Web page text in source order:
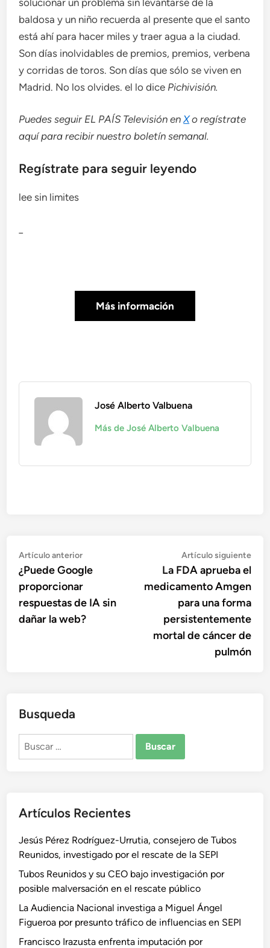
baldosa y un niño recuerda al presente que el santo
está ahí para hacer miles y traer agua a la ciudad.
Son días inolvidables de premios, premios, verbena
y corridas de toros. Son días que sólo se viven en
Madrid. No los olvides. el lo dice Pichivisión.
Puedes seguir EL PAÍS Televisión enXo regístrate
aquí para recibirnuestro boletín semanal.
Regístrate para seguir leyendo
lee sin limites
Más información
José Alberto Valbuena
Más de José Alberto Valbuena
Navegación
de
entradas
Artículo anteriorArtículo
anterior:
¿Puede Google
proporcionar
respuestas de IA sin
dañar la web?
Artículo siguiente
La FDA aprueba el
medicamento Amgen
para una forma
persistentemente
mortal de cáncer de
pulmón
Busqueda
Buscar:
Artículos Recientes
Jesús Pérez Rodríguez-Urrutia, consejero de Tubos
Reunidos, investigado por el rescate de la SEPI
Tubos Reunidos y su CEO bajo investigación por
posible malversación en el rescate público
La Audiencia Nacional investiga a Miguel Ángel
Figueroa por presunto tráfico de influencias en SEPI
Francisco Irazusta enfrenta imputación por